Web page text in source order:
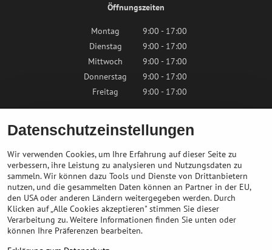
Öffnungszeiten
Montag
9:00 - 17:00
Dienstag
9:00 - 17:00
Mittwoch
9:00 - 17:00
Donnerstag
9:00 - 17:00
Freitag
9:00 - 17:00
Samstag
9:00 - 12:00
Sonntag
Geschlossen
Kontaktieren Sie uns
info@bikepeak.at
+436764858804
Datenschutzeinstellungen
Wir verwenden Cookies, um Ihre Erfahrung auf dieser Seite zu
verbessern, ihre Leistung zu analysieren und Nutzungsdaten zu
sammeln. Wir können dazu Tools und Dienste von Drittanbietern
nutzen, und die gesammelten Daten können an Partner in der EU,
den USA oder anderen Ländern weitergegeben werden. Durch
Klicken auf „Alle Cookies akzeptieren" stimmen Sie dieser
Verarbeitung zu. Weitere Informationen finden Sie unten oder
können Ihre Präferenzen bearbeiten.